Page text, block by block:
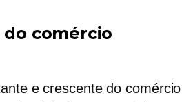
comércio
e crescente do comércio